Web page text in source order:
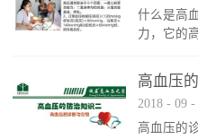
胖等疾
什么是高
力，它的
径、弹性
血压患者
高时），
觉模糊、
高血压
2018 - 09 -
高血压的